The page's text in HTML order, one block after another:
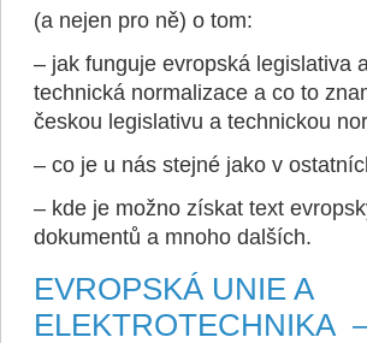
(a nejen pro ně) o tom:
– jak funguje evropská legislativa
technická normalizace a co to
českou legislativu a technickou
– co je u nás stejné jako v
– kde je možno získat text
dokumentů a mnoho dalších.
EVROPSKÁ UNIE A
ELEKTROTECHNIKA